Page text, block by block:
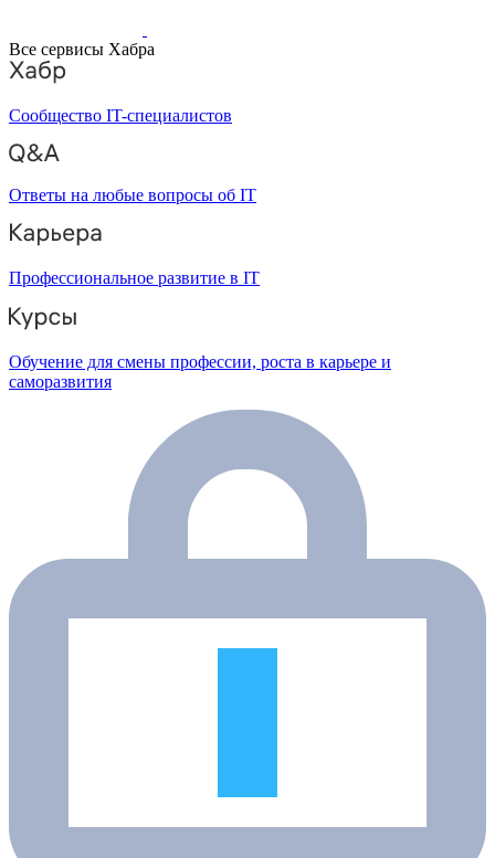
Все сервисы Хабра
Сообщество IT-специалистов
Ответы на любые вопросы об IT
Профессиональное развитие в IT
Обучение для смены профессии, роста в карьере и
саморазвития